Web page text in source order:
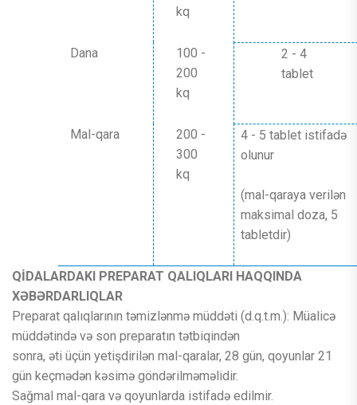
kq
Dana
100 -
200
kq
2 - 4
tablet
Mal-qara
200 -
300
kq
4 - 5 tablet istifadə
olunur
(mal-qaraya verilən
maksimal doza, 5
tabletdir)
QİDALARDAKI PREPARAT QALIQLARI HAQQINDA
XƏBƏRDARLIQLAR
Preparat qalıqlarının təmizlənmə müddəti (d.q.t.m.): Müalicə
müddətində və son preparatın tətbiqindən
sonra, əti üçün yetişdirilən mal-qaralar, 28 gün, qoyunlar 21
gün keçmədən kəsimə göndərilməməlidir.
Sağmal mal-qara və qoyunlarda istifadə edilmir.